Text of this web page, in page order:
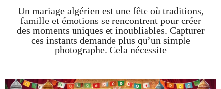
Un mariage algérien est une fête où traditions,
famille et émotions se rencontrent pour créer
des moments uniques et inoubliables. Capturer
ces instants demande plus qu’un simple
photographe. Cela nécessite